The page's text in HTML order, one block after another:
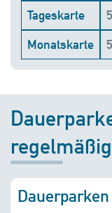
Tageskarte
Monatskarte
Dauerparken